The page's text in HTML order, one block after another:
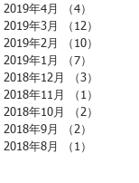
2019年4月
（4）
2019年3月
（12）
2019年2月
（10）
2019年1月
（7）
2018年12月
（3）
2018年11月
（1）
2018年10月
（2）
2018年9月
（2）
2018年8月
（1）